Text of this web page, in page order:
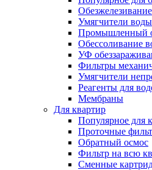
Умягчители воды
Промышленный
Обессоливание
УФ
Фильтры
Умягчители
Реагенты для
Мембраны
Для квартир
Популярное для
Проточные
Обратный осмос
Фильтр на всю
Сменные